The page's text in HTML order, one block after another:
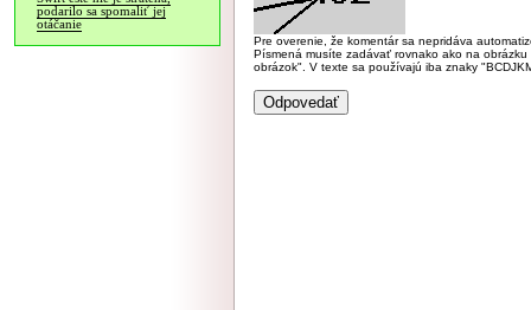
podarilo sa spomaliť jej
otáčanie
Pre overenie, že komentár sa nepridáva
Písmená musíte zadávať rovnako ako na
obrázok". V texte sa používajú iba znaky